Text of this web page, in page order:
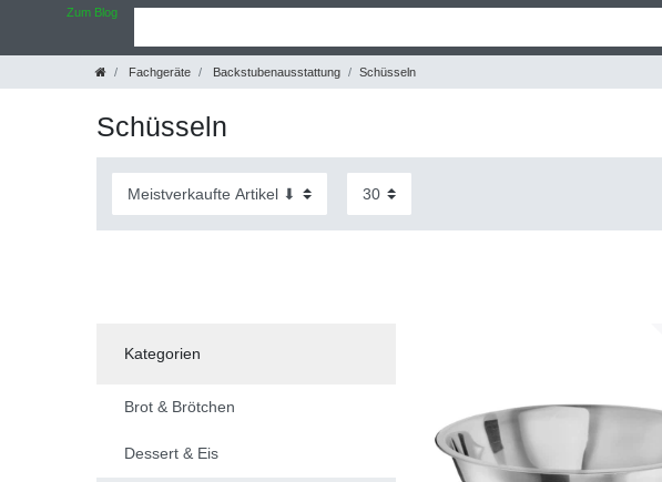
Zum Blog
Fachgeräte Backstubenausstattung Schüsseln
Schüsseln
Kategorien
Brot & Brötchen
Dessert & Eis